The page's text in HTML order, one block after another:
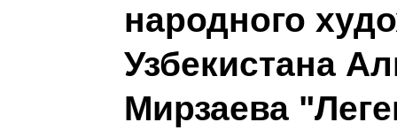
народного
Узбекистана
Мирзаева